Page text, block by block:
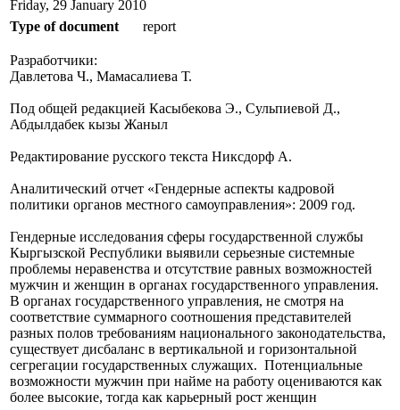
Friday, 29 January 2010
Type of document
report
Разработчики:
Давлетова Ч., Мамасалиева Т.
Под общей редакцией Касыбекова Э., Сульпиевой Д.,
Абдылдабек кызы Жаныл
Редактирование русского текста Никсдорф А.
Аналитический отчет «Гендерные аспекты кадровой
политики органов местного самоуправления»: 2009 год.
Гендерные исследования сферы государственной службы
Кыргызской Республики выявили серьезные системные
проблемы неравенства и отсутствие равных возможностей
мужчин и женщин в органах государственного управления.
В органах государственного управления, не смотря на
соответствие суммарного соотношения представителей
разных полов требованиям национального законодательства,
существует дисбаланс в вертикальной и горизонтальной
сегрегации государственных служащих. Потенциальные
возможности мужчин при найме на работу оцениваются как
более высокие, тогда как карьерный рост женщин